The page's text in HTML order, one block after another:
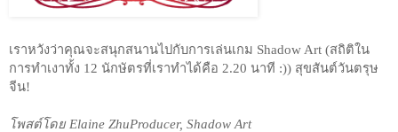
เราหวังว่าคุณจะสนุกสนานไปกับการเล่นเกม Shadow Art (สถิติใน
การทำเงาทั้ง 12 นักษัตรที่เราทำได้คือ 2.20 นาที :)) สุขสันต์วันตรุษ
จีน!
โพสต์โดย Elaine ZhuProducer, Shadow Art